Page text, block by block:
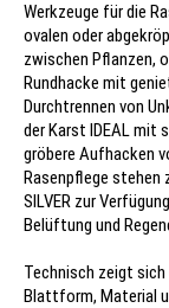
Werkzeuge für die
ovalen oder
zwischen Pflanzen,
Rundhacke mit
Durchtrennen von
der Karst IDEAL mit
gröbere Aufhacken
Rasenpflege stehen
SILVER zur
Belüftung und
Technisch zeigt sich
Blattform, Material